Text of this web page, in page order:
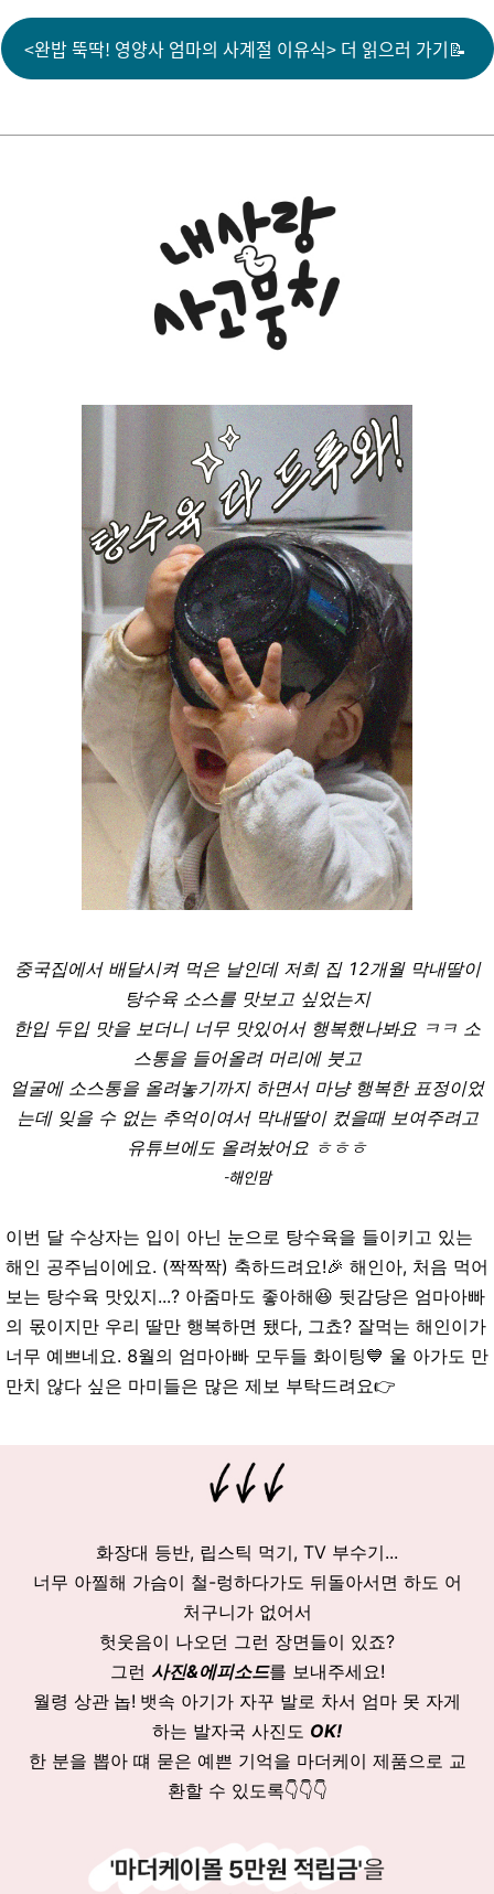
<완밥 뚝딱! 영양사 엄마의 사계절 이유식> 더 읽으러 가기📝
중국집에서 배달시켜 먹은 날인데 저희 집 12개월 막내딸이
탕수육 소스를 맛보고 싶었는지
한입 두입 맛을 보더니 너무 맛있어서 행복했나봐요 ㅋㅋ 소
스통을 들어올려 머리에 붓고
얼굴에 소스통을 올려놓기까지 하면서 마냥 행복한 표정이었
는데 잊을 수 없는 추억이여서 막내딸이 컸을때 보여주려고
유튜브에도 올려놨어요 ㅎㅎㅎ
-해인맘
이번 달 수상자는 입이 아닌 눈으로 탕수육을 들이키고 있는
해인 공주님이에요. (짝짝짝) 축하드려요!🎉 해인아, 처음 먹어
보는 탕수육 맛있지...? 아줌마도 좋아해😆 뒷감당은 엄마아빠
의 몫이지만 우리 딸만 행복하면 됐다, 그쵸? 잘먹는 해인이가
너무 예쁘네요. 8월의 엄마아빠 모두들 화이팅💙 울 아가도 만
만치 않다 싶은 마미들은 많은 제보 부탁드려요👉
화장대 등반, 립스틱 먹기, TV 부수기...
너무 아찔해 가슴이 철-렁하다가도 뒤돌아서면 하도 어
처구니가 없어서
헛웃음이 나오던 그런 장면들이 있죠?
그런 사진&에피소드를 보내주세요!
월령 상관 놉! 뱃속 아기가 자꾸 발로 차서 엄마 못 자게
하는 발자국 사진도 OK!
한 분을 뽑아 떄 묻은 예쁜 기억을 마더케이 제품으로 교
환할 수 있도록👇👇👇